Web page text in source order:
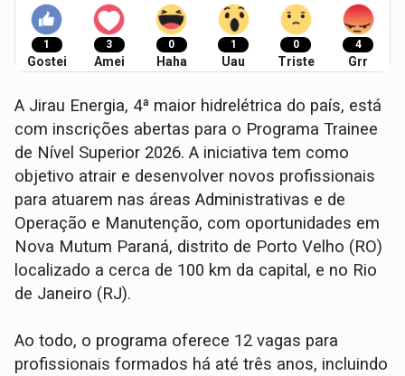
1
Gostei
3
Amei
0
Haha
1
Uau
0
Triste
4
Grr
A Jirau Energia, 4ª maior hidrelétrica do país, está
com inscrições abertas para o Programa Trainee
de Nível Superior 2026. A iniciativa tem como
objetivo atrair e desenvolver novos profissionais
para atuarem nas áreas Administrativas e de
Operação e Manutenção, com oportunidades em
Nova Mutum Paraná, distrito de Porto Velho (RO)
localizado a cerca de 100 km da capital, e no Rio
de Janeiro (RJ).
Ao todo, o programa oferece 12 vagas para
profissionais formados há até três anos, incluindo